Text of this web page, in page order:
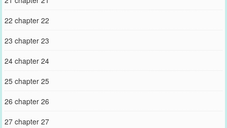
22 chapter 22
23 chapter 23
24 chapter 24
25 chapter 25
26 chapter 26
27 chapter 27